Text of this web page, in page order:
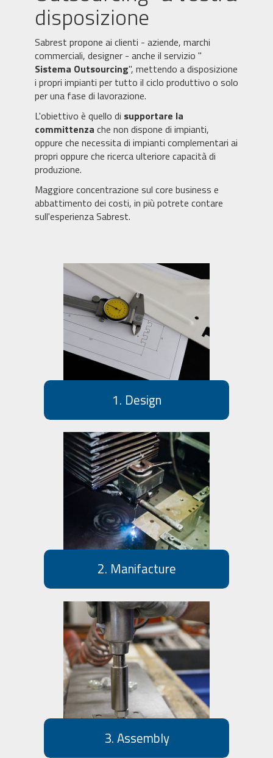
disposizione
Sabrest propone ai clienti - aziende, marchi
commerciali, designer - anche il servizio "
Sistema Outsourcing", mettendo a disposizione
i propri impianti per tutto il ciclo produttivo o solo
per una fase di lavorazione.
L'obiettivo è quello di supportare la
committenza che non dispone di impianti,
oppure che necessita di impianti complementari ai
propri oppure che ricerca ulteriore capacità di
produzione.
Maggiore concentrazione sul core business e
abbattimento dei costi, in più potrete contare
sull'esperienza Sabrest.
1. Design
2. Manifacture
3. Assembly